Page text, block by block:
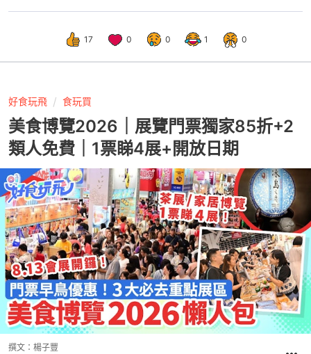
17 0 0 1 0
好食玩飛 食玩買
美食博覽2026｜展覽門票獨家85折+2
類人免費｜1票睇4展+開放日期
撰文： 楊子豐